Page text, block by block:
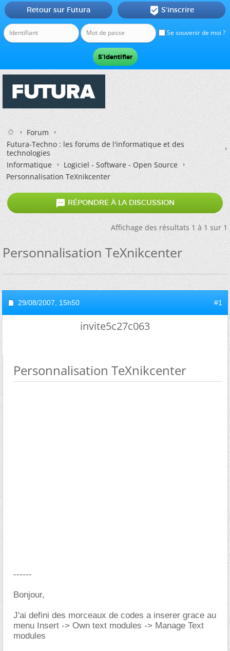
Se souvenir de moi ?
Retour sur Futura  S'inscrire
Forum
Futura-Techno : les forums de l'informatique et des
technologies
Informatique
Logiciel - Software - Open Source
Personnalisation TeXnikcenter
 RÉPONDRE À LA DISCUSSION
Affichage des résultats 1 à 1 sur 1
Personnalisation TeXnikcenter
29/08/2007, 15h50 #1
invite5c27c063
Personnalisation TeXnikcenter
------
Bonjour,
J'ai defini des morceaux de codes a inserer grace au
menu Insert -> Own text modules -> Manage Text
modules